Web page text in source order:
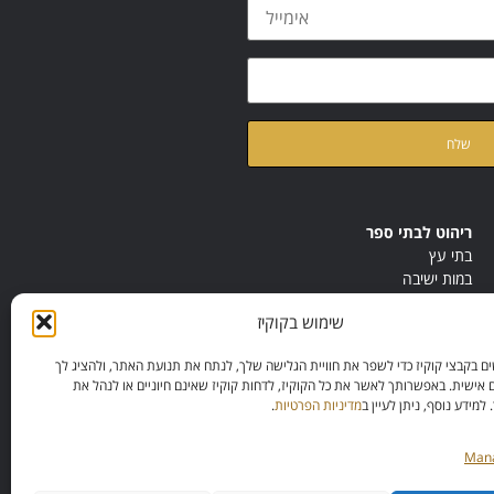
שימוש בקוקיז
בקבצי קוקיז כדי לשפר את חוויית הגלישה שלך, לנתח את תנועת האתר, ולהציג לך
אישית. באפשרותך לאשר את כל הקוקיז, לדחות קוקיז שאינם חיוניים או לנהל את
נוסף, ניתן לעיין במדיניות הפרטיות.
ריהוט לבתי ספר
בתי עץ
במות ישיבה